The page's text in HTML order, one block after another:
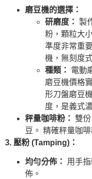
磨豆機的選擇：
研磨度： 製
粉，顆粒大
準度非常重
機，無刻度
種類：
電動
磨豆機價格
形刀盤磨豆
度，是義式
秤量咖啡粉： 雙
豆。 精確秤量咖
3. 壓粉 (Tamping)：
均勻分佈：
用手
佈。